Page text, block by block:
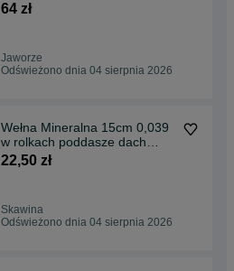
Tynk Akrylowy kolor
64 zł
Jaworze
Odświeżono dnia 04 sierpnia 2026
Wełna Mineralna 15cm 0,039
w rolkach poddasze dach
strop
22,50 zł
Skawina
Odświeżono dnia 04 sierpnia 2026